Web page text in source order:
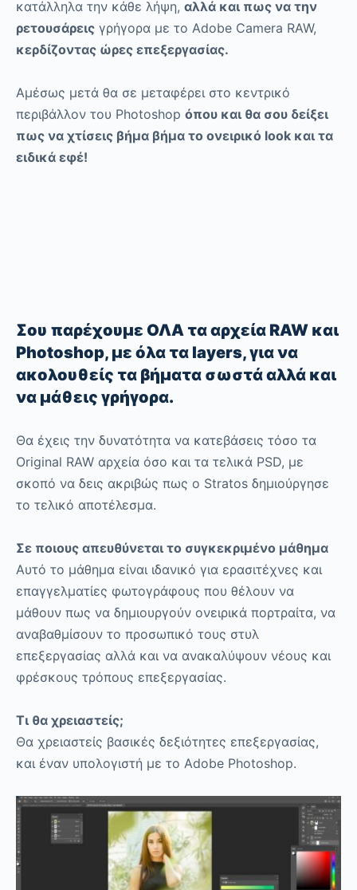
κατάλληλα την κάθε λήψη, αλλά και πως να την
ρετουσάρεις γρήγορα με το Adobe Camera RAW,
κερδίζοντας ώρες επεξεργασίας.
Αμέσως μετά θα σε μεταφέρει στο κεντρικό
περιβάλλον του Photoshop όπου και θα σου δείξει
πως να χτίσεις βήμα βήμα το ονειρικό look και τα
ειδικά εφέ!
Σου παρέχουμε ΟΛΑ τα αρχεία RAW και
Photoshop, με όλα τα layers, για να
ακολουθείς τα βήματα σωστά αλλά και
να μάθεις γρήγορα.
Θα έχεις την δυνατότητα να κατεβάσεις τόσο τα
Original RAW αρχεία όσο και τα τελικά PSD, με
σκοπό να δεις ακριβώς πως ο Stratos δημιούργησε
το τελικό αποτέλεσμα.
Σε ποιους απευθύνεται το συγκεκριμένο μάθημα
Αυτό το μάθημα είναι ιδανικό για ερασιτέχνες και
επαγγελματίες φωτογράφους που θέλουν να
μάθουν πως να δημιουργούν ονειρικά πορτραίτα, να
αναβαθμίσουν το προσωπικό τους στυλ
επεξεργασίας αλλά και να ανακαλύψουν νέους και
φρέσκους τρόπους επεξεργασίας.
Τι θα χρειαστείς;
Θα χρειαστείς βασικές δεξιότητες επεξεργασίας,
και έναν υπολογιστή με το Adobe Photoshop.